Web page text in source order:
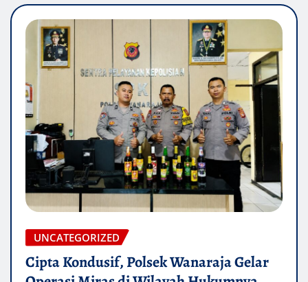
UNCATEGORIZED
Cipta Kondusif, Polsek Wanaraja Gelar